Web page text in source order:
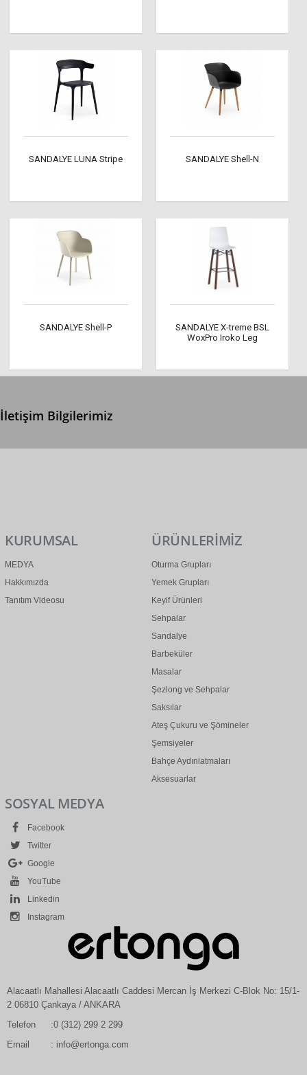
SANDALYE LUNA Stripe SANDALYE Shell-N
SANDALYE Shell-P
SANDALYE X-treme BSL
WoxPro Iroko Leg
İletişim Bilgilerimiz
KURUMSAL
MEDYA
Hakkımızda
Tanıtım Videosu
ÜRÜNLERİMİZ
Oturma Grupları
Yemek Grupları
Keyif Ürünleri
Sehpalar
Sandalye
Barbeküler
Masalar
Şezlong ve Sehpalar
Saksılar
Ateş Çukuru ve Şömineler
Şemsiyeler
Bahçe Aydınlatmaları
Aksesuarlar
SOSYAL MEDYA
Facebook
Twitter
Google
YouTube
Linkedin
Instagram
Alacaatlı Mahallesi Alacaatlı Caddesi Mercan İş Merkezi C-Blok No: 15/1-
2 06810 Çankaya / ANKARA
Telefon
:0 (312) 299 2 299
Email
: info@ertonga.com